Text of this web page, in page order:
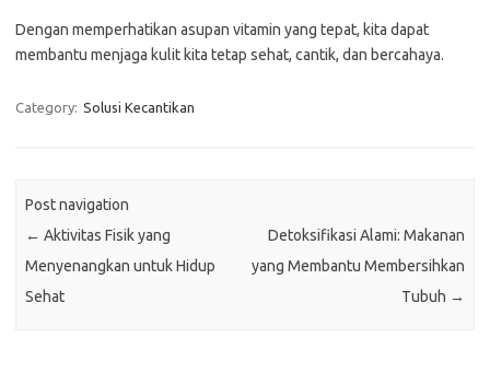
Dengan memperhatikan asupan vitamin yang tepat, kita dapat
membantu menjaga kulit kita tetap sehat, cantik, dan bercahaya.
Category: Solusi Kecantikan
Post navigation
← Aktivitas Fisik yang
Menyenangkan untuk Hidup
Sehat
Detoksifikasi Alami: Makanan
yang Membantu Membersihkan
Tubuh →